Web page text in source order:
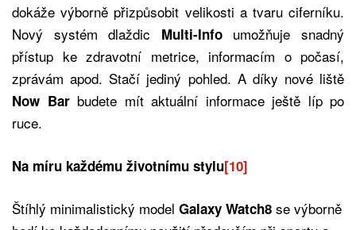
dokáže výborně přizpůsobit velikosti a tvaru ciferníku.
Nový systém dlaždic Multi-Info umožňuje snadný
přístup ke zdravotní metrice, informacím o počasí,
zprávám apod. Stačí jediný pohled. A díky nové liště
Now Barbudete mít aktuální informace ještě líp po
ruce.
Na míru každému životnímu stylu[10]
Štíhlý minimalistický model Galaxy Watch8 se výborně